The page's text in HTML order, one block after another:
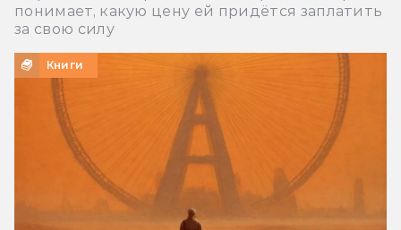
понимает, какую цену ей придётся заплатить
за свою силу
Книги